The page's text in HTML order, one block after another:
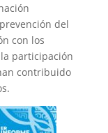
del
con los
participación
contribuido